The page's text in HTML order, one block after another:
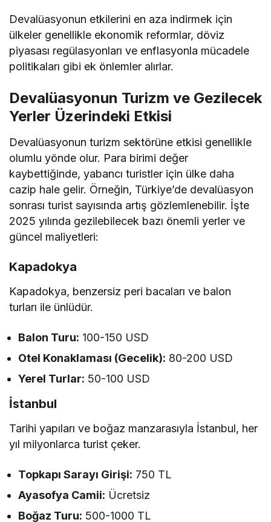
Devalüasyonun etkilerini en aza indirmek için
ülkeler genellikle ekonomik reformlar, döviz
piyasası regülasyonları ve enflasyonla mücadele
politikaları gibi ek önlemler alırlar.
Devalüasyonun Turizm ve Gezilecek
Yerler Üzerindeki Etkisi
Devalüasyonun turizm sektörüne etkisi genellikle
olumlu yönde olur. Para birimi değer
kaybettiğinde, yabancı turistler için ülke daha
cazip hale gelir. Örneğin, Türkiye’de devalüasyon
sonrası turist sayısında artış gözlemlenebilir. İşte
2025 yılında gezilebilecek bazı önemli yerler ve
güncel maliyetleri:
Kapadokya
Kapadokya, benzersiz peri bacaları ve balon
turları ile ünlüdür.
Balon Turu: 100-150 USD
Otel Konaklaması (Gecelik): 80-200 USD
Yerel Turlar: 50-100 USD
İstanbul
Tarihi yapıları ve boğaz manzarasıyla İstanbul, her
yıl milyonlarca turist çeker.
Topkapı Sarayı Girişi: 750 TL
Ayasofya Camii: Ücretsiz
Boğaz Turu: 500-1000 TL